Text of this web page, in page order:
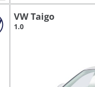
VW Taigo
1.0